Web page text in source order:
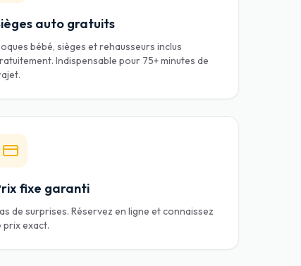
auto gratuits
bébé, sièges et rehausseurs inclus
Indispensable pour 75+ minutes de
fixe garanti
de surprises. Réservez en ligne et connaissez
prix exact.